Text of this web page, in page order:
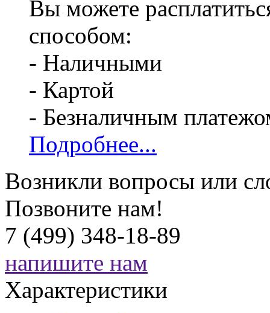
Вы можете
способом:
- Наличными
- Картой
- Безналичным
Подробнее...
Возникли вопросы или
Позвоните нам!
7 (499) 348-18-89
напишите нам
Характеристики